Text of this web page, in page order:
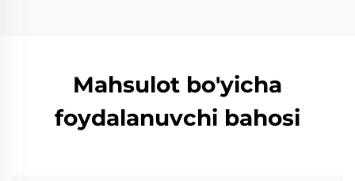
Mahsulot bo'yicha
foydalanuvchi bahosi